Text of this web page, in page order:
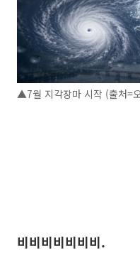
▲7월 지각장마 시작 (출처=
비비비비비비비.